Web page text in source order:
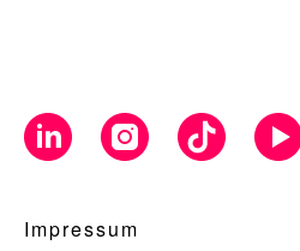
Impressum